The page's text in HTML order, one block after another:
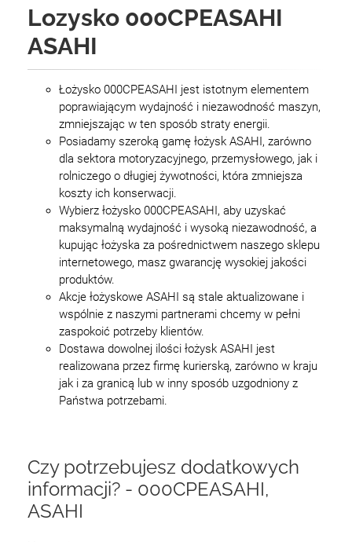
Lozysko 000CPEASAHI
ASAHI
Łożysko 000CPEASAHI jest istotnym elementem
poprawiającym wydajność i niezawodność maszyn,
zmniejszając w ten sposób straty energii.
Posiadamy szeroką gamę łożysk ASAHI, zarówno
dla sektora motoryzacyjnego, przemysłowego, jak i
rolniczego o długiej żywotności, która zmniejsza
koszty ich konserwacji.
Wybierz łożysko 000CPEASAHI, aby uzyskać
maksymalną wydajność i wysoką niezawodność, a
kupując łożyska za pośrednictwem naszego sklepu
internetowego, masz gwarancję wysokiej jakości
produktów.
Akcje łożyskowe ASAHI są stale aktualizowane i
wspólnie z naszymi partnerami chcemy w pełni
zaspokoić potrzeby klientów.
Dostawa dowolnej ilości łożysk ASAHI jest
realizowana przez firmę kurierską, zarówno w kraju
jak i za granicą lub w inny sposób uzgodniony z
Państwa potrzebami.
Czy potrzebujesz dodatkowych
informacji? - 000CPEASAHI,
ASAHI